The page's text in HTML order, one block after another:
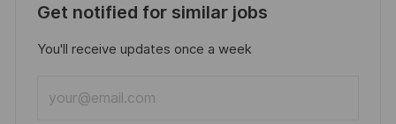
Get notified for similar jobs
You'll receive updates once a week
Email